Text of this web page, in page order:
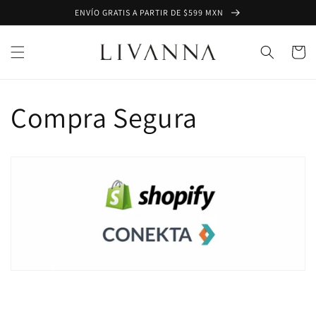
directamente
al contenido
ENVÍO GRATIS A PARTIR DE $599 MXN
Carrito
Compra Segura